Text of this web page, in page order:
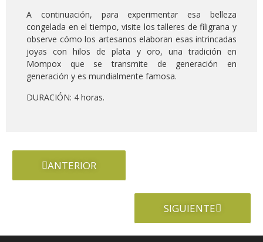
A continuación, para experimentar esa belleza
congelada en el tiempo, visite los talleres de filigrana y
observe cómo los artesanos elaboran esas intrincadas
joyas con hilos de plata y oro, una tradición en
Mompox que se transmite de generación en
generación y es mundialmente famosa.
DURACIÓN: 4 horas.
ANTERIOR
SIGUIENTE